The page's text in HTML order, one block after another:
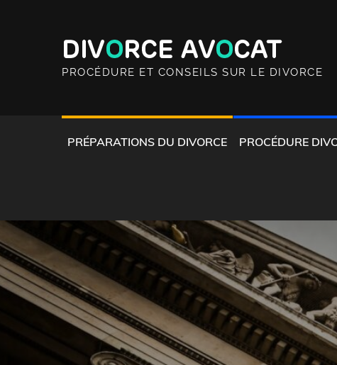
PROCÉDURE ET CONSEILS SUR LE DIVORCE
PRÉPARATIONS DU DIVORCE PROCÉDURE